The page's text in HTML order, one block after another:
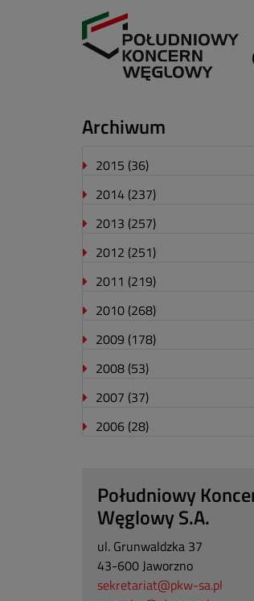
Archiwum
2015 (36)
2014 (237)
2013 (257)
2012 (251)
2011 (219)
2010 (268)
2009 (178)
2008 (53)
2007 (37)
2006 (28)
Południowy
Węglowy S.A.
ul. Grunwaldzka 37
43-600 Jaworzno
sekretariat@pkw-sa.pl